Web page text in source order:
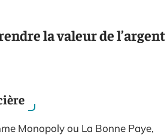
la valeur de l’argent
Monopoly ou La Bonne Paye,